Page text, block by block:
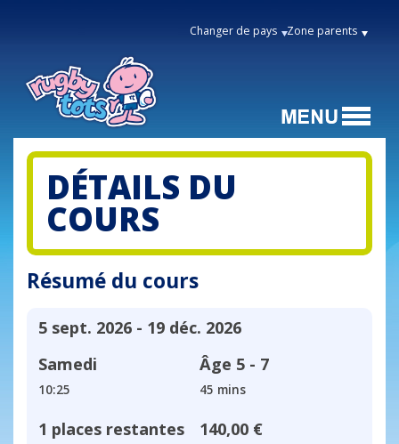
Changer de pays Zone parents
DÉTAILS DU
COURS
Résumé du cours
5 sept. 2026 - 19 déc. 2026
Samedi
10:25
Âge 5 - 7
45 mins
1 places restantes 140,00 €